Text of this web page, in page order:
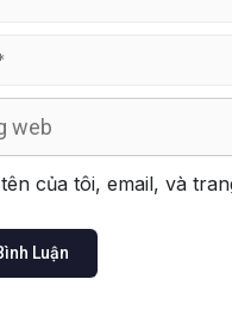
của tôi, email, và